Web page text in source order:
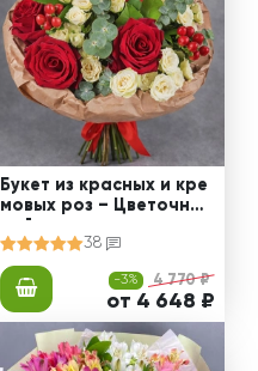
Букет из красных и кре
мовых роз – Цветочный
38
-3% 4 770 ₽
от 4 648 ₽